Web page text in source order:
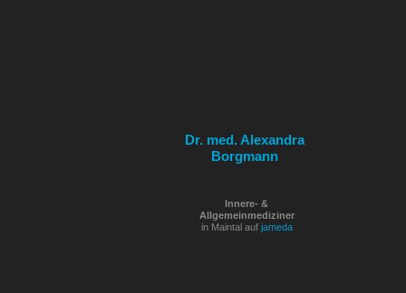
Dr. med. Alexandra
Borgmann
Innere- &
Allgemeinmediziner
in Maintal auf jameda